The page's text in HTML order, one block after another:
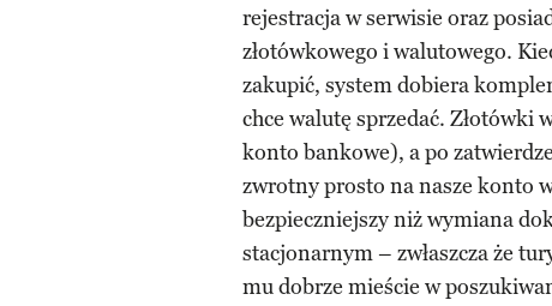
rejestracja w serwisie oraz
złotówkowego i walutowego.
zakupić, system dobiera
chce walutę sprzedać. Złotówki
konto bankowe), a po
zwrotny prosto na nasze konto
bezpieczniejszy niż wymiana
stacjonarnym – zwłaszcza że
mu dobrze mieście w